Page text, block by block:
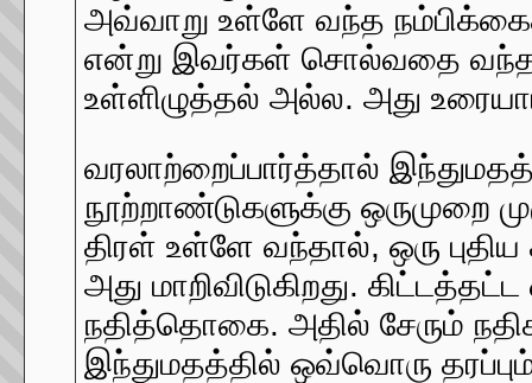
அவ்வாறு உள்ளே வந்த
என்று இவர்கள் சொல்வதை
உள்ளிழுத்தல் அல்ல. அது
வரலாற்றைப்பார்த்தால்
நூற்றாண்டுகளுக்கு ஒருமுறை
திரள் உள்ளே வந்தால், ஒரு
அது மாறிவிடுகிறது.
நதித்தொகை. அதில் சேரும்
இந்துமதத்தில் ஒவ்வொரு